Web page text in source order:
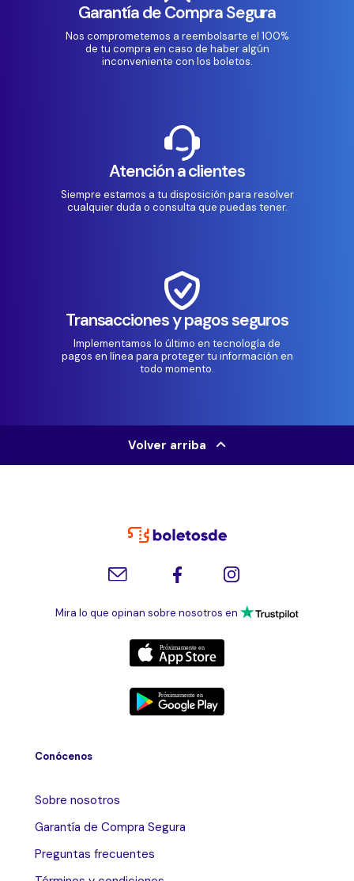
Garantía de Compra Segura
Nos comprometemos a reembolsarte el 100%
de tu compra en caso de haber algún
inconveniente con los boletos.
Atención a clientes
Siempre estamos a tu disposición para resolver
cualquier duda o consulta que puedas tener.
Transacciones y pagos seguros
Implementamos lo último en tecnología de
pagos en línea para proteger tu información en
todo momento.
Volver arriba
Mira lo que opinan sobre nosotros en
Conócenos
Sobre nosotros
Garantía de Compra Segura
Preguntas frecuentes